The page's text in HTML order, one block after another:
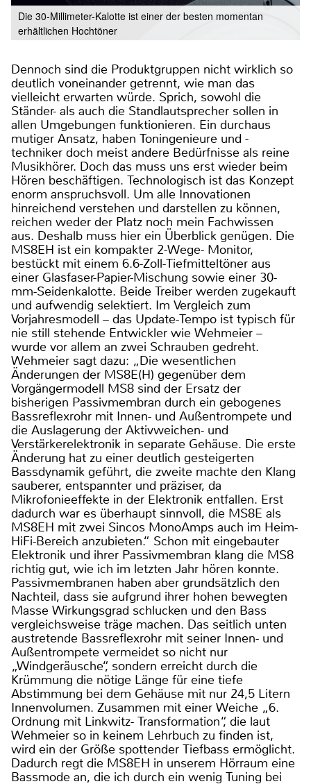
Die 30-Millimeter-Kalotte ist einer der besten momentan
erhältlichen Hochtöner
Dennoch sind die Produktgruppen nicht wirklich so
deutlich voneinander getrennt, wie man das
vielleicht erwarten würde. Sprich, sowohl die
Ständer- als auch die Standlautsprecher sollen in
allen Umgebungen funktionieren. Ein durchaus
mutiger Ansatz, haben Toningenieure und -
techniker doch meist andere Bedürfnisse als reine
Musikhörer. Doch das muss uns erst wieder beim
Hören beschäftigen. Technologisch ist das Konzept
enorm anspruchsvoll. Um alle Innovationen
hinreichend verstehen und darstellen zu können,
reichen weder der Platz noch mein Fachwissen
aus. Deshalb muss hier ein Überblick genügen. Die
MS8EH ist ein kompakter 2-Wege- Monitor,
bestückt mit einem 6.6-Zoll-Tiefmitteltöner aus
einer Glasfaser-Papier-Mischung sowie einer 30-
mm-Seidenkalotte. Beide Treiber werden zugekauft
und aufwendig selektiert. Im Vergleich zum
Vorjahresmodell – das Update-Tempo ist typisch für
nie still stehende Entwickler wie Wehmeier –
wurde vor allem an zwei Schrauben gedreht.
Wehmeier sagt dazu: „Die wesentlichen
Änderungen der MS8E(H) gegenüber dem
Vorgängermodell MS8 sind der Ersatz der
bisherigen Passivmembran durch ein gebogenes
Bassreflexrohr mit Innen- und Außentrompete und
die Auslagerung der Aktivweichen- und
Verstärkerelektronik in separate Gehäuse. Die erste
Änderung hat zu einer deutlich gesteigerten
Bassdynamik geführt, die zweite machte den Klang
sauberer, entspannter und präziser, da
Mikrofonieeffekte in der Elektronik entfallen. Erst
dadurch war es überhaupt sinnvoll, die MS8E als
MS8EH mit zwei Sincos MonoAmps auch im Heim-
HiFi-Bereich anzubieten.“ Schon mit eingebauter
Elektronik und ihrer Passivmembran klang die MS8
richtig gut, wie ich im letzten Jahr hören konnte.
Passivmembranen haben aber grundsätzlich den
Nachteil, dass sie aufgrund ihrer hohen bewegten
Masse Wirkungsgrad schlucken und den Bass
vergleichsweise träge machen. Das seitlich unten
austretende Bassreflexrohr mit seiner Innen- und
Außentrompete vermeidet so nicht nur
„Windgeräusche“, sondern erreicht durch die
Krümmung die nötige Länge für eine tiefe
Abstimmung bei dem Gehäuse mit nur 24,5 Litern
Innenvolumen. Zusammen mit einer Weiche „6.
Ordnung mit Linkwitz- Transformation“, die laut
Wehmeier so in keinem Lehrbuch zu finden ist,
wird ein der Größe spottender Tiefbass ermöglicht.
Dadurch regt die MS8EH in unserem Hörraum eine
Bassmode an, die ich durch ein wenig Tuning bei